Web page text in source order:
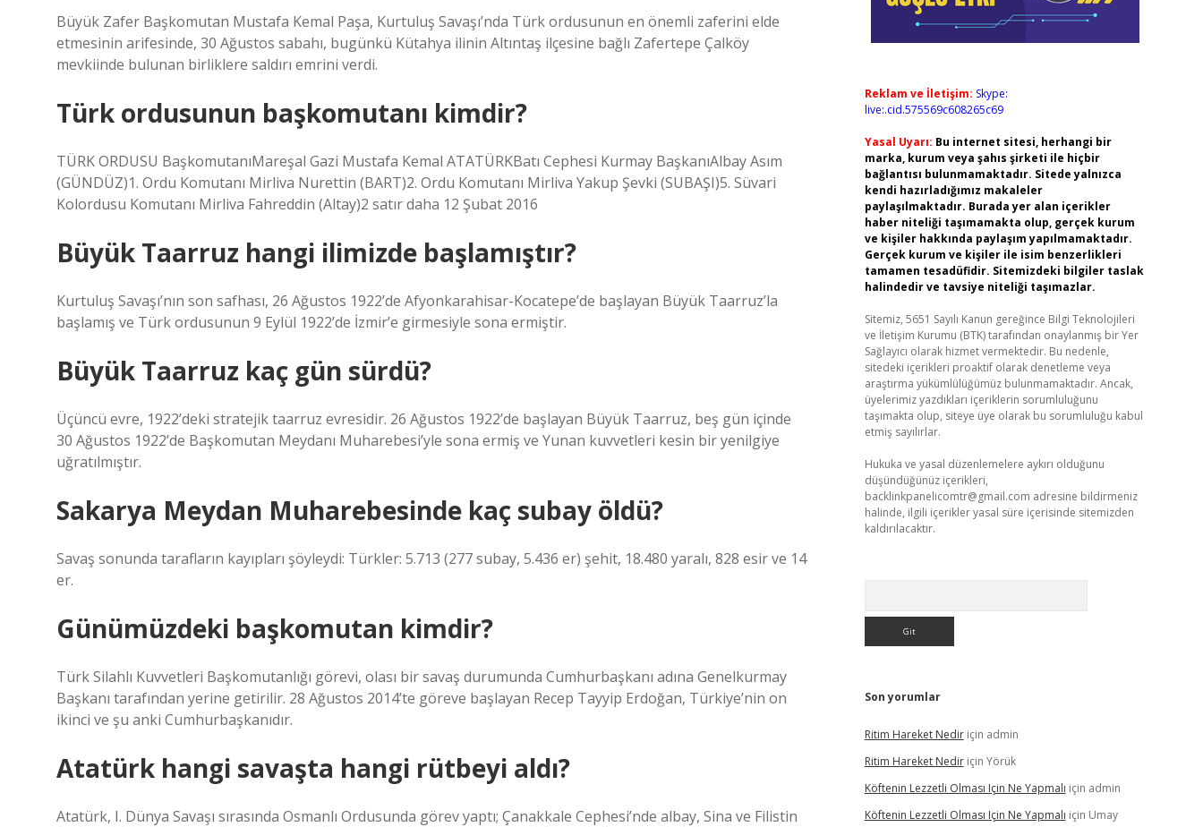
Büyük Zafer Başkomutan Mustafa Kemal Paşa, Kurtuluş Savaşı’nda Türk ordusunun en önemli zaferini elde
etmesinin arifesinde, 30 Ağustos sabahı, bugünkü Kütahya ilinin Altıntaş ilçesine bağlı Zafertepe Çalköy
mevkiinde bulunan birliklere saldırı emrini verdi.
Türk ordusunun başkomutanı kimdir?
TÜRK ORDUSU BaşkomutanıMareşal Gazi Mustafa Kemal ATATÜRKBatı Cephesi Kurmay BaşkanıAlbay Asım
(GÜNDÜZ)1. Ordu Komutanı Mirliva Nurettin (BART)2. Ordu Komutanı Mirliva Yakup Şevki (SUBAŞI)5. Süvari
Kolordusu Komutanı Mirliva Fahreddin (Altay)2 satır daha 12 Şubat 2016
Büyük Taarruz hangi ilimizde başlamıştır?
Kurtuluş Savaşı’nın son safhası, 26 Ağustos 1922’de Afyonkarahisar-Kocatepe’de başlayan Büyük Taarruz’la
başlamış ve Türk ordusunun 9 Eylül 1922’de İzmir’e girmesiyle sona ermiştir.
Büyük Taarruz kaç gün sürdü?
Üçüncü evre, 1922’deki stratejik taarruz evresidir. 26 Ağustos 1922’de başlayan Büyük Taarruz, beş gün içinde
30 Ağustos 1922’de Başkomutan Meydanı Muharebesi’yle sona ermiş ve Yunan kuvvetleri kesin bir yenilgiye
uğratılmıştır.
Sakarya Meydan Muharebesinde kaç subay öldü?
Savaş sonunda tarafların kayıpları şöyleydi: Türkler: 5.713 (277 subay, 5.436 er) şehit, 18.480 yaralı, 828 esir ve 14
er.
Günümüzdeki başkomutan kimdir?
Türk Silahlı Kuvvetleri Başkomutanlığı görevi, olası bir savaş durumunda Cumhurbaşkanı adına Genelkurmay
Başkanı tarafından yerine getirilir. 28 Ağustos 2014’te göreve başlayan Recep Tayyip Erdoğan, Türkiye’nin on
ikinci ve şu anki Cumhurbaşkanıdır.
Atatürk hangi savaşta hangi rütbeyi aldı?
Atatürk, I. Dünya Savaşı sırasında Osmanlı Ordusunda görev yaptı; Çanakkale Cephesi’nde albay, Sina ve Filistin
Reklam ve İletişim: Skype:
live:.cid.575569c608265c69
Yasal Uyarı: Bu internet sitesi, herhangi bir
marka, kurum veya şahıs şirketi ile hiçbir
bağlantısı bulunmamaktadır. Sitede yalnızca
kendi hazırladığımız makaleler
paylaşılmaktadır. Burada yer alan içerikler
haber niteliği taşımamakta olup, gerçek kurum
ve kişiler hakkında paylaşım yapılmamaktadır.
Gerçek kurum ve kişiler ile isim benzerlikleri
tamamen tesadüfidir. Sitemizdeki bilgiler taslak
halindedir ve tavsiye niteliği taşımazlar.
Sitemiz, 5651 Sayılı Kanun gereğince Bilgi Teknolojileri
ve İletişim Kurumu (BTK) tarafından onaylanmış bir Yer
Sağlayıcı olarak hizmet vermektedir. Bu nedenle,
sitedeki içerikleri proaktif olarak denetleme veya
araştırma yükümlülüğümüz bulunmamaktadır. Ancak,
üyelerimiz yazdıkları içeriklerin sorumluluğunu
taşımakta olup, siteye üye olarak bu sorumluluğu kabul
etmiş sayılırlar.
Hukuka ve yasal düzenlemelere aykırı olduğunu
düşündüğünüz içerikleri,
backlinkpanelicomtr@gmail.com adresine bildirmeniz
halinde, ilgili içerikler yasal süre içerisinde sitemizden
kaldırılacaktır.
Son yorumlar
Ritim Hareket Nediriçin admin
Ritim Hareket Nediriçin Yörük
Köftenin Lezzetli Olması Için Ne Yapmalı için admin
Köftenin Lezzetli Olması Için Ne Yapmalı için Umay